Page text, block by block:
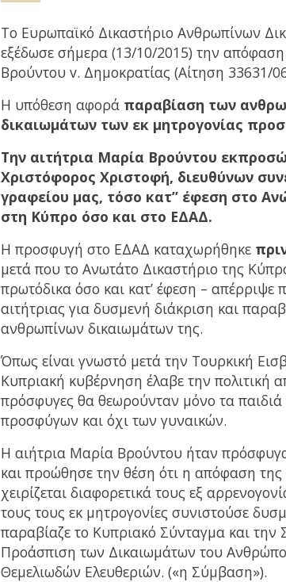
Το Ευρωπαϊκό Δικαστήριο Ανθρωπίνων
εξέδωσε σήμερα (13/10/2015) την
Βρούντου v. Δημοκρατίας (Αίτηση 33631/
Η υπόθεση αφορά παραβίαση των
δικαιωμάτων των εκ μητρογονίας
Την αιτήτρια Μαρία Βρούντου
Χριστόφορος Χριστοφή, διευθύνων
γραφείου μας, τόσο κατ” έφεση στο
στη Κύπρο όσο και στο ΕΔΑΔ.
Η προσφυγή στο ΕΔΑΔ καταχωρήθηκε
μετά που το Ανωτάτο Δικαστήριο της
πρωτόδικα όσο και κατ’ έφεση – απέρριψε
αιτήτριας για δυσμενή διάκριση και
ανθρωπίνων δικαιωμάτων της.
Όπως είναι γνωστό μετά την Τουρκική
Κυπριακή κυβέρνηση έλαβε την πολιτική
πρόσφυγες θα θεωρούνταν μόνο τα
προσφύγων και όχι των γυναικών.
Η αιήτρια Μαρία Βρούντου ήταν
και προώθησε την θέση ότι η απόφαση
χειρίζεται διαφορετικά τους εξ
τους τους εκ μητρογονίες συνιστούσε
παραβίαζε το Κυπριακό Σύνταγμα και την
Προάσπιση των Δικαιωμάτων του
Θεμελιωδών Ελευθεριών. («η Σύμβαση»).